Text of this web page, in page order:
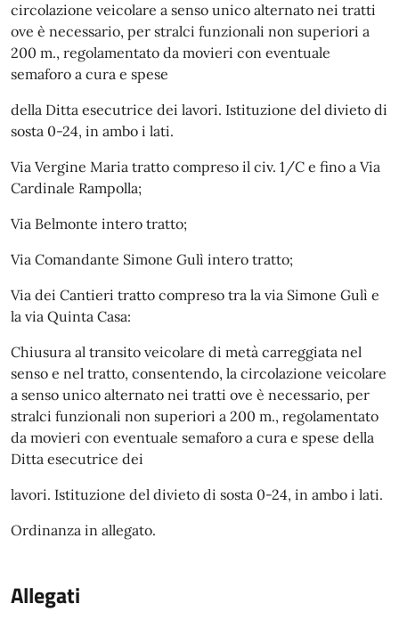
circolazione veicolare a senso unico alternato nei tratti
ove è necessario, per stralci funzionali non superiori a
200 m., regolamentato da movieri con eventuale
semaforo a cura e spese
della Ditta esecutrice dei lavori. Istituzione del divieto di
sosta 0-24, in ambo i lati.
Via Vergine Maria tratto compreso il civ. 1/C e fino a Via
Cardinale Rampolla;
Via Belmonte intero tratto;
Via Comandante Simone Gulì intero tratto;
Via dei Cantieri tratto compreso tra la via Simone Gulì e
la via Quinta Casa:
Chiusura al transito veicolare di metà carreggiata nel
senso e nel tratto, consentendo, la circolazione veicolare
a senso unico alternato nei tratti ove è necessario, per
stralci funzionali non superiori a 200 m., regolamentato
da movieri con eventuale semaforo a cura e spese della
Ditta esecutrice dei
lavori. Istituzione del divieto di sosta 0-24, in ambo i lati.
Ordinanza in allegato.
Allegati